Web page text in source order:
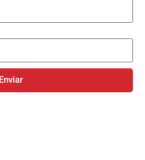
Enviar